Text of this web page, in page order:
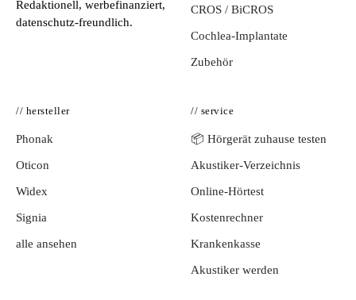
Redaktionell, werbefinanziert,
datenschutz-freundlich.
CROS / BiCROS
Cochlea-Implantate
Zubehör
// hersteller
Phonak
Oticon
Widex
Signia
alle ansehen
// service
📦 Hörgerät zuhause testen
Akustiker-Verzeichnis
Online-Hörtest
Kostenrechner
Krankenkasse
Akustiker werden